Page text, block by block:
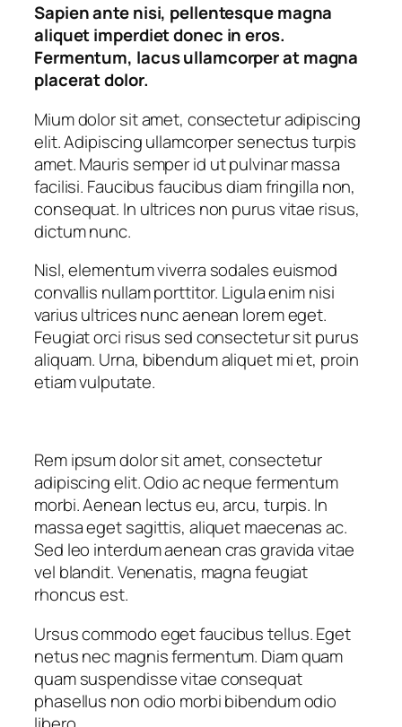
Sapien ante nisi, pellentesque magna
aliquet imperdiet donec in eros.
Fermentum, lacus ullamcorper at magna
placerat dolor.
Mium dolor sit amet, consectetur adipiscing
elit. Adipiscing ullamcorper senectus turpis
amet. Mauris semper id ut pulvinar massa
facilisi. Faucibus faucibus diam fringilla non,
consequat. In ultrices non purus vitae risus,
dictum nunc.
Nisl, elementum viverra sodales euismod
convallis nullam porttitor. Ligula enim nisi
varius ultrices nunc aenean lorem eget.
Feugiat orci risus sed consectetur sit purus
aliquam. Urna, bibendum aliquet mi et, proin
etiam vulputate.
Rem ipsum dolor sit amet, consectetur
adipiscing elit. Odio ac neque fermentum
morbi. Aenean lectus eu, arcu, turpis. In
massa eget sagittis, aliquet maecenas ac.
Sed leo interdum aenean cras gravida vitae
vel blandit. Venenatis, magna feugiat
rhoncus est.
Ursus commodo eget faucibus tellus. Eget
netus nec magnis fermentum. Diam quam
quam suspendisse vitae consequat
phasellus non odio morbi bibendum odio